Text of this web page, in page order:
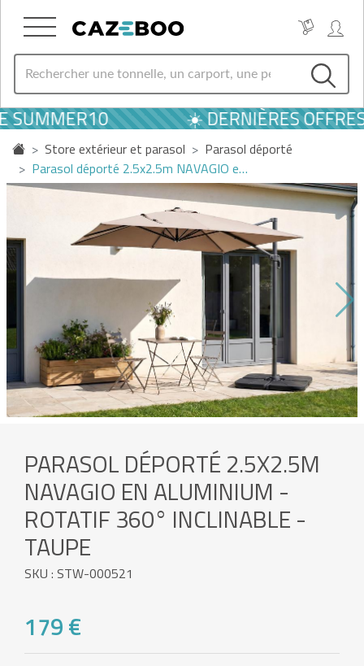
☀️ DERNIÈRES OFFRES
Store extérieur et parasol
Parasol déporté
Parasol déporté 2.5x2.5m NAVAGIO e…
PARASOL DÉPORTÉ 2.5X2.5M
NAVAGIO EN ALUMINIUM -
ROTATIF 360° INCLINABLE -
TAUPE
SKU : STW-000521
179 €